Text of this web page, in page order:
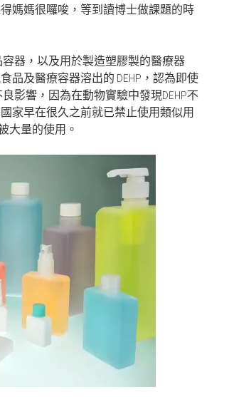
媽媽很囉唆，等到讀博士做課題的時
器，以及用於製造塑膠製的醫療器
品及醫療容器溶出的 DEHP，認為即使
影響，因為在動物實驗中發現DEHP不
家早在很久之前就已禁止使用類似用
大量的使用。